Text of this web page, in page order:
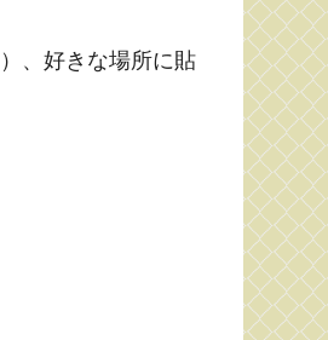
、好きな場所に貼